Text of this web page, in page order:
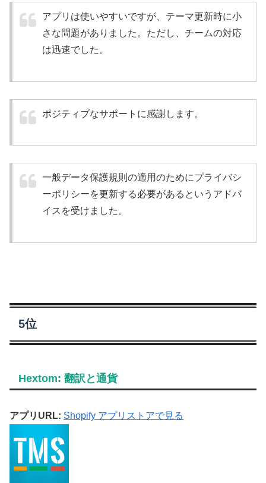
アプリは使いやすいですが、テーマ更新時に小
さな問題がありました。ただし、チームの対応
は迅速でした。
ポジティブなサポートに感謝します。
一般データ保護規則の適用のためにプライバシ
ーポリシーを更新する必要があるというアドバ
イスを受けました。
5位
Hextom: 翻訳と通貨
アプリURL: Shopify アプリストアで見る